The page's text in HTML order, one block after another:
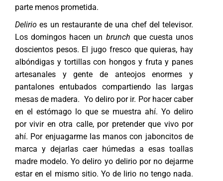
parte menos prometida.
Delirio es un restaurante de una chef del televisor.
Los domingos hacen un brunch que cuesta unos
doscientos pesos. El jugo fresco que quieras, hay
albóndigas y tortillas con hongos y fruta y panes
artesanales y gente de anteojos enormes y
pantalones entubados compartiendo las largas
mesas de madera. Yo deliro por ir. Por hacer caber
en el estómago lo que se muestra ahí. Yo deliro
por vivir en otra calle, por pretender que vivo por
ahí. Por enjuagarme las manos con jaboncitos de
marca y dejarlas caer húmedas a esas toallas
madre modelo. Yo deliro yo delirio por no dejarme
estar en el mismo sitio. Yo de lirio no tengo nada.